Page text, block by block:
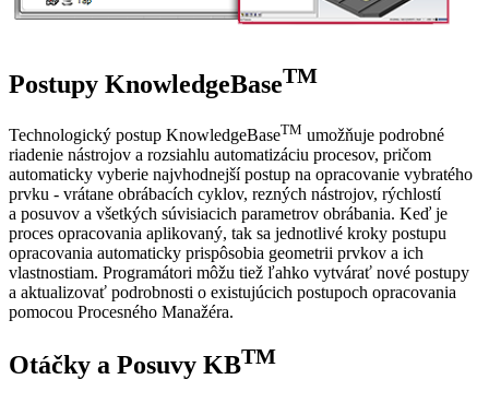
Postupy KnowledgeBaseTM
Technologický postup KnowledgeBaseTM umožňuje podrobné
riadenie nástrojov a rozsiahlu automatizáciu procesov, pričom
automaticky vyberie najvhodnejší postup na opracovanie vybratého
prvku - vrátane obrábacích cyklov, rezných nástrojov, rýchlostí
a posuvov a všetkých súvisiacich parametrov obrábania. Keď je
proces opracovania aplikovaný, tak sa jednotlivé kroky postupu
opracovania automaticky prispôsobia geometrii prvkov a ich
vlastnostiam. Programátori môžu tiež ľahko vytvárať nové postupy
a aktualizovať podrobnosti o existujúcich postupoch opracovania
pomocou Procesného Manažéra.
Otáčky a Posuvy KBTM